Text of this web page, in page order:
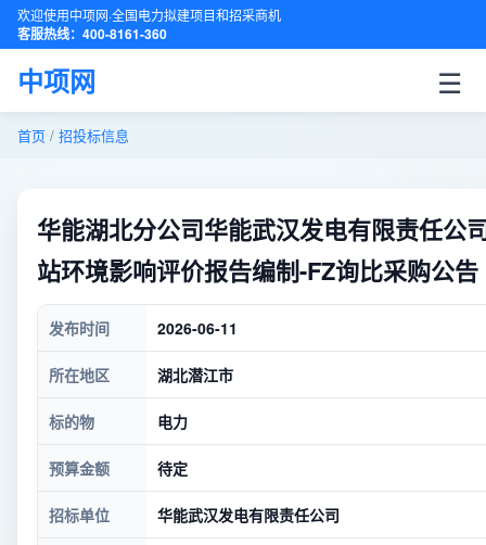
欢迎使用中项网·全国电力拟建项目和招采商机
客服热线：400-8161-360
中项网 ☰
首页 / 招投标信息
华能湖北分公司华能武汉发电有限责任公
站环境影响评价报告编制-FZ询比采购公告
发布时间 2026-06-11
所在地区 湖北潜江市
标的物 电力
预算金额 待定
招标单位 华能武汉发电有限责任公司